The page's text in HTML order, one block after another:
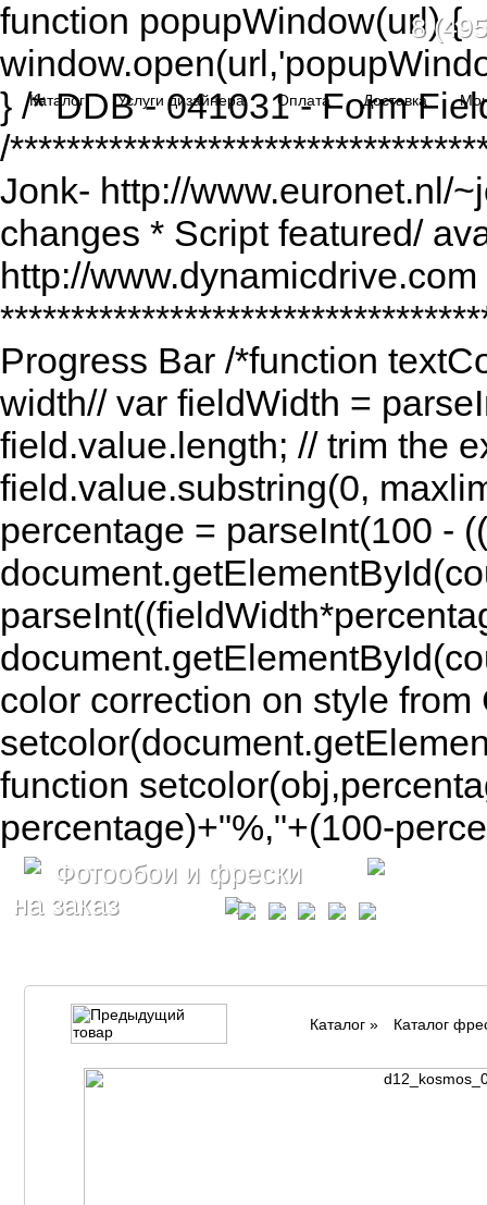
function popupWindow(url) {
} /* DDB - 041031 - Form
/
Jonk- http://www.euronet.nl/
changes * Script featured/
http://
Progress Bar /*function
width// var fieldWidth =
field.value.length; // trim the
field.value.substring(0,
percentage = parseInt(100 -
color correction on style
function
percentage)+"%,"+(100-
Фотообои и фрески
на заказ
8
Каталог Услуги дизайнера Оплата Доставка
Каталог» Каталог